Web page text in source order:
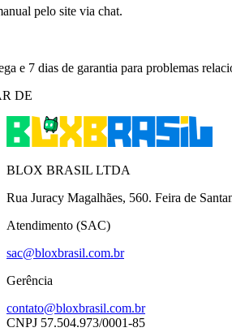
pelo site via chat.
e 7 dias de garantia para problemas
DE
BLOX BRASIL LTDA
Rua Juracy Magalhães, 560. Feira de
Atendimento (SAC)
sac@bloxbrasil.com.br
Gerência
contato@bloxbrasil.com.br
CNPJ 57.504.973/0001-85